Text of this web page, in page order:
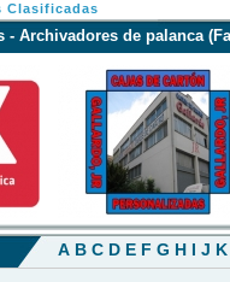
Clasificadas
- Archivadores de palanca
A B C D E F G H I J K